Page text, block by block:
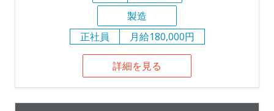
製造
正社員
月給180,000円
詳細を見る